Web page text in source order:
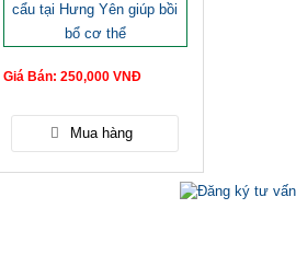
Giá Bán: 250,000 VNĐ